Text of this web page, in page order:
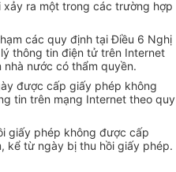
ra một trong các trường hợp
các quy định tại Điều 6 Nghị
thông tin điện tử trên Internet
nước có thẩm quyền.
được cấp giấy phép không
tin trên mạng Internet theo quy
giấy phép không được cấp
kể từ ngày bị thu hồi giấy phép.